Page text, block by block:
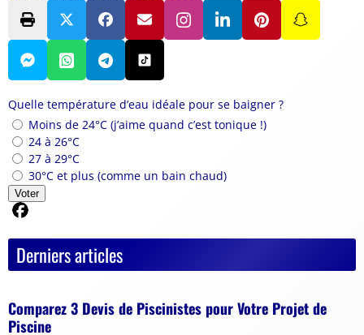
Quelle température d’eau idéale pour se baigner ?
Moins de 24°C (j’aime quand c’est tonique !)
24 à 26°C
27 à 29°C
30°C et plus (comme un bain chaud)
Voter
Derniers articles
Comparez 3 Devis de Piscinistes pour Votre Projet de
Piscine